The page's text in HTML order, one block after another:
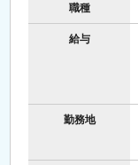
職種
給与
勤務地